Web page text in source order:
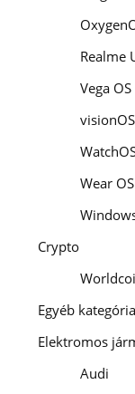
Realme
Vega OS
visionOS
Wear OS
Crypto
Egyéb kategória
Elektromos
Audi